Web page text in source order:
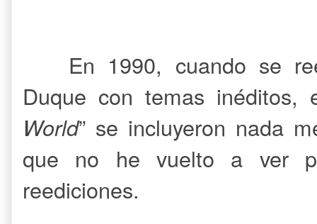
En 1990, cuando se
Duque con temas inéditos,
World” se incluyeron nada
que no he vuelto a ver
reediciones.